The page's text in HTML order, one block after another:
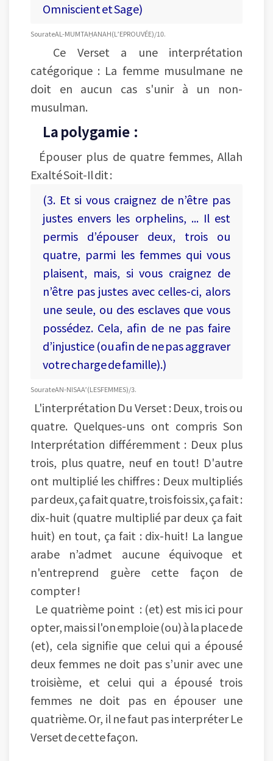
Omniscient et Sage)
Sourate AL-MUMTAḤANAH (L’EPROUVÉE) /10.
Ce Verset a une interprétation
catégorique : La femme musulmane ne
doit en aucun cas s'unir à un non-
musulman.
La polygamie :
Épouser plus de quatre femmes, Allah
Exalté Soit-Il dit :
(3. Et si vous craignez de n’être pas
justes envers les orphelins, ... Il est
permis d’épouser deux, trois ou
quatre, parmi les femmes qui vous
plaisent, mais, si vous craignez de
n’être pas justes avec celles-ci, alors
une seule, ou des esclaves que vous
possédez. Cela, afin de ne pas faire
d’injustice (ou afin de ne pas aggraver
votre charge de famille).)
Sourate AN-NISAA’ (LES FEMMES) /3.
L'interprétation Du Verset : Deux, trois ou
quatre. Quelques-uns ont compris Son
Interprétation différemment : Deux plus
trois, plus quatre, neuf en tout! D'autre
ont multiplié les chiffres : Deux multipliés
par deux, ça fait quatre, trois fois six, ça fait :
dix-huit (quatre multiplié par deux ça fait
huit) en tout, ça fait : dix-huit! La langue
arabe n’admet aucune équivoque et
n'entreprend guère cette façon de
compter !
Le quatrième point : (et) est mis ici pour
opter, mais si l'on emploie (ou) à la place de
(et), cela signifie que celui qui a épousé
deux femmes ne doit pas s’unir avec une
troisième, et celui qui a épousé trois
femmes ne doit pas en épouser une
quatrième. Or, il ne faut pas interpréter Le
Verset de cette façon.